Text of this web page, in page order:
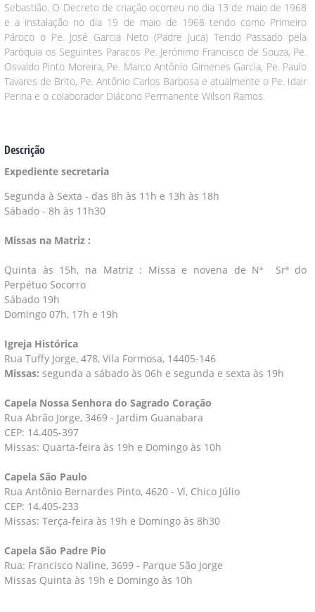
Sebastião. O Decreto de criação ocorreu no dia 13 de maio de 1968
e a instalação no dia 19 de maio de 1968 tendo como Primeiro
Pároco o Pe. José Garcia Neto (Padre Juca) Tendo Passado pela
Paróquia os Seguintes Paracos Pe. Jerónimo Francisco de Souza, Pe.
Osvaldo Pinto Moreira, Pe. Marco Antônio Gimenes Garcia, Pe. Paulo
Tavares de Brito, Pe. Antônio Carlos Barbosa e atualmente o Pe. Idair
Perina e o colaborador Diácono Permanente Wilson Ramos.
Descrição
Expediente secretaria
Segunda à Sexta - das 8h às 11h e 13h às 18h
Sábado - 8h às 11h30
Missas na Matriz :
Quinta às 15h, na Matriz : Missa e novena de Nª Srª do
Perpétuo Socorro
Sábado 19h
Domingo 07h, 17h e 19h
Igreja Histórica
Rua Tuffy Jorge, 478, Vila Formosa, 14405-146
Missas: segunda a sábado às 06h e segunda e sexta às 19h
Capela Nossa Senhora do Sagrado Coração
Rua Abrão Jorge, 3469 - Jardim Guanabara
CEP: 14.405-397
Missas: Quarta-feira às 19h e Domingo às 10h
Capela São Paulo
Rua Antônio Bernardes Pinto, 4620 - Vl, Chico Júlio
CEP: 14.405-233
Missas: Terça-feira às 19h e Domingo às 8h30
Capela São Padre Pio
Rua: Francisco Naline, 3699 - Parque São Jorge
Missas Quinta às 19h e Domingo às 10h